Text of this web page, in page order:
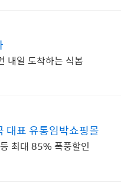
내일 도착하는 식봄
대표 유통임박쇼핑몰
최대 85% 폭풍할인